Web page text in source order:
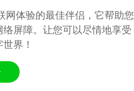
网体验的最佳伴侣，它帮助您
屏障。让您可以尽情地享受
界！